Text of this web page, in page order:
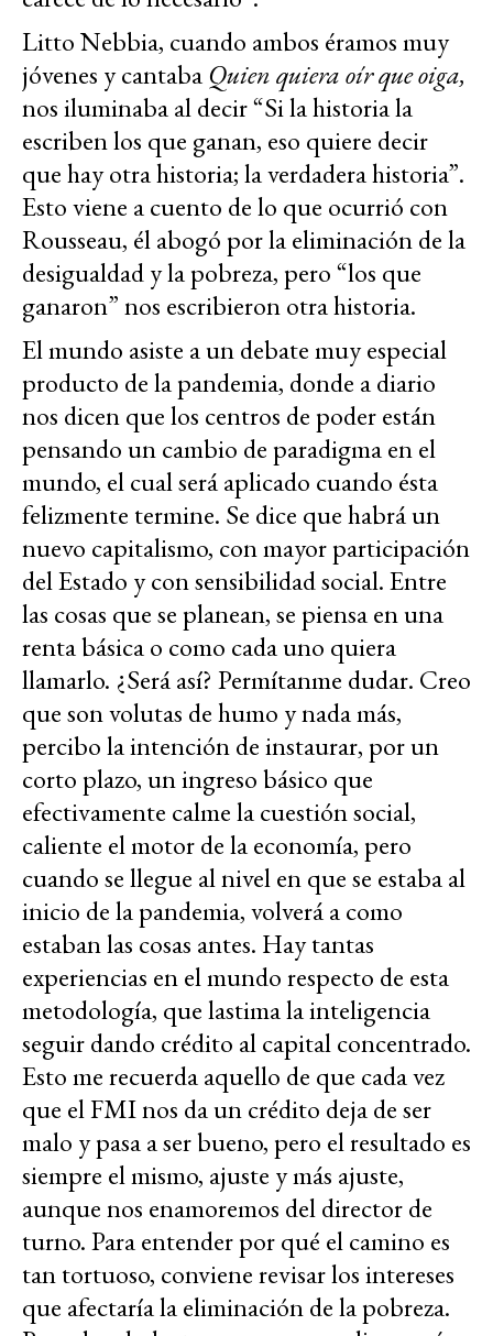
Litto Nebbia, cuando ambos éramos muy
jóvenes y cantaba Quien quiera oír que oiga,
nos iluminaba al decir “Si la historia la
escriben los que ganan, eso quiere decir
que hay otra historia; la verdadera historia”.
Esto viene a cuento de lo que ocurrió con
Rousseau, él abogó por la eliminación de la
desigualdad y la pobreza, pero “los que
ganaron” nos escribieron otra historia.
El mundo asiste a un debate muy especial
producto de la pandemia, donde a diario
nos dicen que los centros de poder están
pensando un cambio de paradigma en el
mundo, el cual será aplicado cuando ésta
felizmente termine. Se dice que habrá un
nuevo capitalismo, con mayor participación
del Estado y con sensibilidad social. Entre
las cosas que se planean, se piensa en una
renta básica o como cada uno quiera
llamarlo. ¿Será así? Permítanme dudar. Creo
que son volutas de humo y nada más,
percibo la intención de instaurar, por un
corto plazo, un ingreso básico que
efectivamente calme la cuestión social,
caliente el motor de la economía, pero
cuando se llegue al nivel en que se estaba al
inicio de la pandemia, volverá a como
estaban las cosas antes. Hay tantas
experiencias en el mundo respecto de esta
metodología, que lastima la inteligencia
seguir dando crédito al capital concentrado.
Esto me recuerda aquello de que cada vez
que el FMI nos da un crédito deja de ser
malo y pasa a ser bueno, pero el resultado es
siempre el mismo, ajuste y más ajuste,
aunque nos enamoremos del director de
turno. Para entender por qué el camino es
tan tortuoso, conviene revisar los intereses
que afectaría la eliminación de la pobreza.